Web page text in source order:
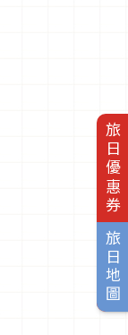
旅日優惠券
旅日地圖